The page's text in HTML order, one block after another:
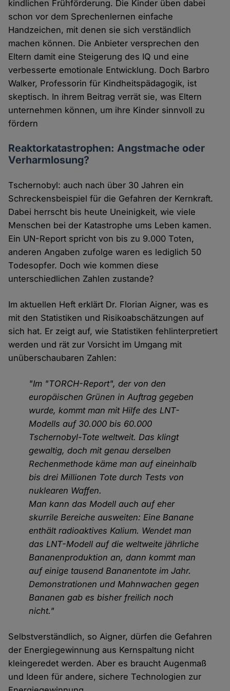
kindlichen Frühförderung. Die Kinder üben dabei
schon vor dem Sprechenlernen einfache
Handzeichen, mit denen sie sich verständlich
machen können. Die Anbieter versprechen den
Eltern damit eine Steigerung des IQ und eine
verbesserte emotionale Entwicklung. Doch Barbro
Walker, Professorin für Kindheitspädagogik, ist
skeptisch. In ihrem Beitrag verrät sie, was Eltern
unternehmen können, um ihre Kinder sinnvoll zu
fördern
Reaktorkatastrophen: Angstmache oder
Verharmlosung?
Tschernobyl: auch nach über 30 Jahren ein
Schreckensbeispiel für die Gefahren der Kernkraft.
Dabei herrscht bis heute Uneinigkeit, wie viele
Menschen bei der Katastrophe ums Leben kamen.
Ein UN-Report spricht von bis zu 9.000 Toten,
anderen Angaben zufolge waren es lediglich 50
Todesopfer. Doch wie kommen diese
unterschiedlichen Zahlen zustande?
Im aktuellen Heft erklärt Dr. Florian Aigner, was es
mit den Statistiken und Risikoabschätzungen auf
sich hat. Er zeigt auf, wie Statistiken fehlinterpretiert
werden und rät zur Vorsicht im Umgang mit
unüberschaubaren Zahlen:
"Im "TORCH-Report", der von den
europäischen Grünen in Auftrag gegeben
wurde, kommt man mit Hilfe des LNT-
Modells auf 30.000 bis 60.000
Tschernobyl-Tote weltweit. Das klingt
gewaltig, doch mit genau derselben
Rechenmethode käme man auf eineinhalb
bis drei Millionen Tote durch Tests von
nuklearen Waffen.
Man kann das Modell auch auf eher
skurrile Bereiche ausweiten: Eine Banane
enthält radioaktives Kalium. Wendet man
das LNT-Modell auf die weltweite jährliche
Bananenproduktion an, dann kommt man
auf einige tausend Bananentote im Jahr.
Demonstrationen und Mahnwachen gegen
Bananen gab es bisher freilich noch
nicht."
Selbstverständlich, so Aigner, dürfen die Gefahren
der Energiegewinnung aus Kernspaltung nicht
kleingeredet werden. Aber es braucht Augenmaß
und Ideen für andere, sichere Technologien zur